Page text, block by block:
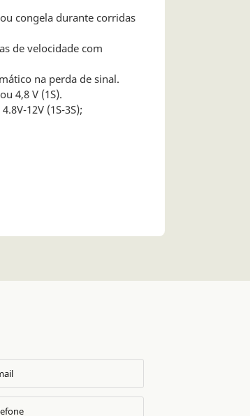
congela durante corridas
de velocidade com
na perda de sinal.
4,8 V (1S).
12V (1S-3S);